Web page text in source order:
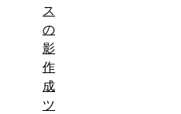
ス
の
影
作
成
ツ